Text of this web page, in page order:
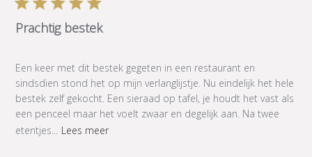
Prachtig bestek
Een keer met dit bestek gegeten in een restaurant en
sindsdien stond het op mijn verlanglijstje. Nu eindelijk het hele
bestek zelf gekocht. Een sieraad op tafel, je houdt het vast als
een penceel maar het voelt zwaar en degelijk aan. Na twee
etentjes... Lees meer